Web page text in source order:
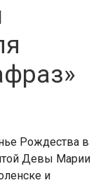
Рождества в
Девы Марии
и